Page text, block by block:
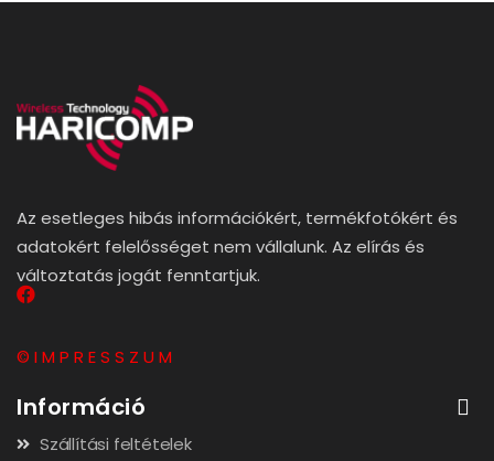
Az esetleges hibás információkért, termékfotókért és
adatokért felelősséget nem vállalunk. Az elírás és
változtatás jogát fenntartjuk.
© I M P R E S S Z U M
Információ
Szállítási feltételek